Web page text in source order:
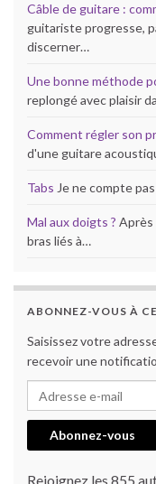
Câble de guitare :
guitariste progresse,
discerner…
Une bonne méthode
replongé avec plaisir
Comment régler son
d'une guitare
Tabs Je ne compte
Mal aux doigts ? Après
bras liés à…
ABONNEZ-VOUS À
Saisissez votre
recevoir une
Adresse e-mail
Abonnez-vous
Rejoignez les 855